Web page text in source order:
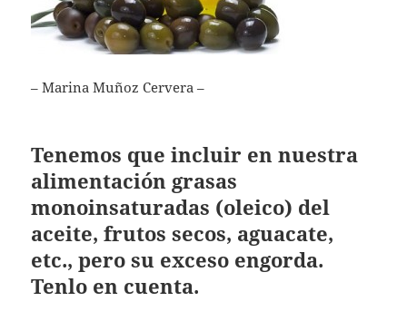
– Marina Muñoz Cervera –
Tenemos que incluir en nuestra
alimentación grasas
monoinsaturadas (oleico) del
aceite, frutos secos, aguacate,
etc., pero su exceso engorda.
Tenlo en cuenta.